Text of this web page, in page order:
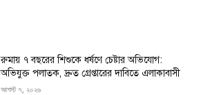
রুমায় ৭ বছরের শিশুকে ধর্ষণে চেষ্টার অভিযোগ:
অভিযুক্ত পলাতক, দ্রুত গ্রেপ্তারের দাবিতে এলাকাবাসী
আগস্ট ৭, ২০২৬